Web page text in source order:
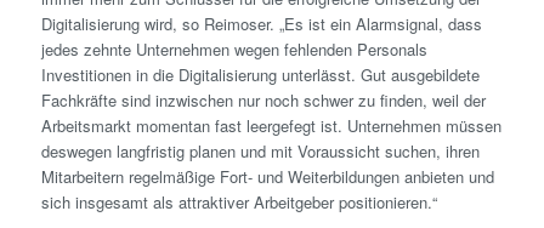
Digitalisierung wird, so Reimoser. „Es ist ein Alarmsignal, dass
jedes zehnte Unternehmen wegen fehlenden Personals
Investitionen in die Digitalisierung unterlässt. Gut ausgebildete
Fachkräfte sind inzwischen nur noch schwer zu finden, weil der
Arbeitsmarkt momentan fast leergefegt ist. Unternehmen müssen
deswegen langfristig planen und mit Voraussicht suchen, ihren
Mitarbeitern regelmäßige Fort- und Weiterbildungen anbieten und
sich insgesamt als attraktiver Arbeitgeber positionieren.“